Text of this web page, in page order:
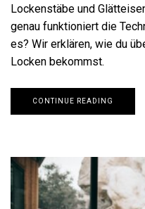
Lockenstäbe und
genau funktioniert die
es? Wir erklären, wie du
Locken bekommst.
CONTINUE READING